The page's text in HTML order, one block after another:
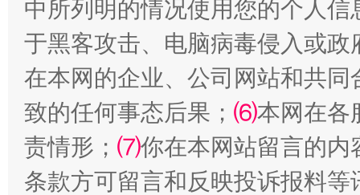
揭批美国五大"原罪" "炒
中所列明的情况使用您的个人
于黑客攻击、电脑病毒侵入或
在本网的企业、公司网站和共
致的任何事态后果； ⑹本网在各
责情形； ⑺你在本网站留言的内
条款方可留言和反映投诉报料